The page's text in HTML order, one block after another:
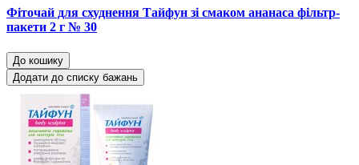
Фіточай для схуднення Тайфун зі смаком ананаса фільтр-
пакети 2 г № 30
До кошику
Додати до списку бажань